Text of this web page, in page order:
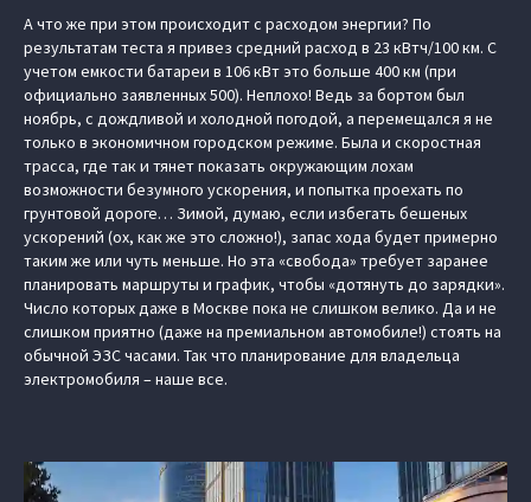
А что же при этом происходит с расходом энергии? По
результатам теста я привез средний расход в 23 кВтч/100 км. С
учетом емкости батареи в 106 кВт это больше 400 км (при
официально заявленных 500). Неплохо! Ведь за бортом был
ноябрь, с дождливой и холодной погодой, а перемещался я не
только в экономичном городском режиме. Была и скоростная
трасса, где так и тянет показать окружающим лохам
возможности безумного ускорения, и попытка проехать по
грунтовой дороге… Зимой, думаю, если избегать бешеных
ускорений (ох, как же это сложно!), запас хода будет примерно
таким же или чуть меньше. Но эта «свобода» требует заранее
планировать маршруты и график, чтобы «дотянуть до зарядки».
Число которых даже в Москве пока не слишком велико. Да и не
слишком приятно (даже на премиальном автомобиле!) стоять на
обычной ЭЗС часами. Так что планирование для владельца
электромобиля – наше все.